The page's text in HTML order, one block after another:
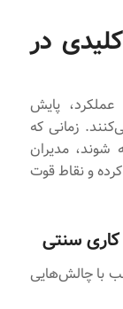
در
پایش
زمانی که
شوند، مدیران
و نقاط قوت
سنتی
با چالش‌هایی